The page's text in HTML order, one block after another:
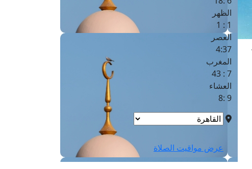
الظهر
1 : 1
العصر
4:37
المغرب
7 : 43
العشاء
9 :8
عرض مواقيت الصلاة